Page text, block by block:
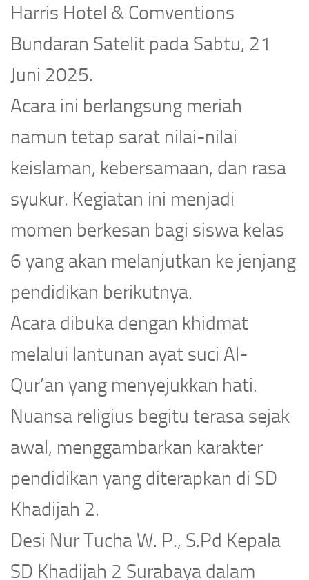
Harris Hotel & Comventions
Bundaran Satelit pada Sabtu, 21
Juni 2025.
Acara ini berlangsung meriah
namun tetap sarat nilai-nilai
keislaman, kebersamaan, dan rasa
syukur. Kegiatan ini menjadi
momen berkesan bagi siswa kelas
6 yang akan melanjutkan ke jenjang
pendidikan berikutnya.
Acara dibuka dengan khidmat
melalui lantunan ayat suci Al-
Qur’an yang menyejukkan hati.
Nuansa religius begitu terasa sejak
awal, menggambarkan karakter
pendidikan yang diterapkan di SD
Khadijah 2.
Desi Nur Tucha W. P., S.Pd Kepala
SD Khadijah 2 Surabaya dalam